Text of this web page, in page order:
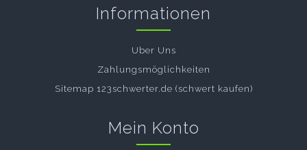
Informationen
Uber Uns
Zahlungsmöglichkeiten
Sitemap 123schwerter.de (schwert kaufen)
Mein Konto